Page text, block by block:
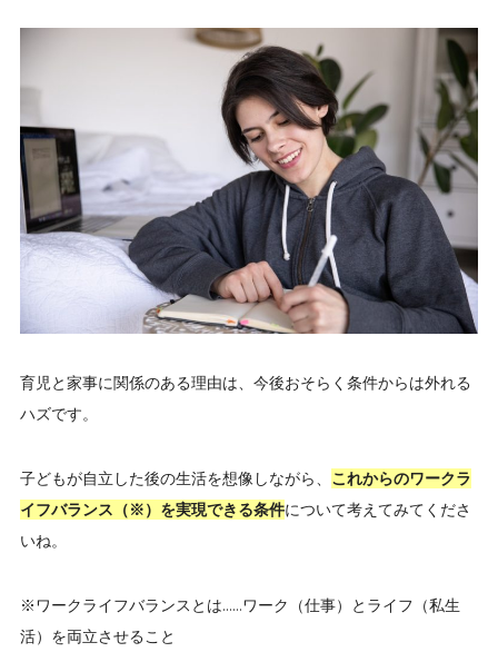
育児と家事に関係のある理由は、今後おそらく条件からは外れる
ハズです。
子どもが自立した後の生活を想像しながら、 これからのワークラ
イフバランス（※）を実現できる条件について考えてみてくださ
いね。
※ワークライフバランスとは……ワーク（仕事）とライフ（私生
活）を両立させること